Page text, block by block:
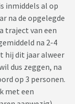
inmiddels al op
na de opgelegde
traject van een
na 2-4
hij dit jaar alweer
dus zeggen, na
op 3 personen.
met een